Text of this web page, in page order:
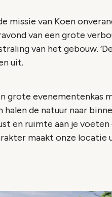
missie van Koen
van een grote
van het gebouw.
uit.
grote evenementenkas
de natuur naar
en ruimte aan je voeten
maakt onze locatie